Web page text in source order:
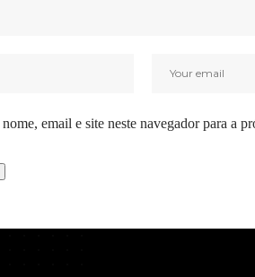
email e site neste navegador para a